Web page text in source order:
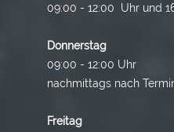
09:00 - 12:00 Uhr und
Donnerstag
09:00 - 12:00 Uhr
nachmittags nach
Freitag